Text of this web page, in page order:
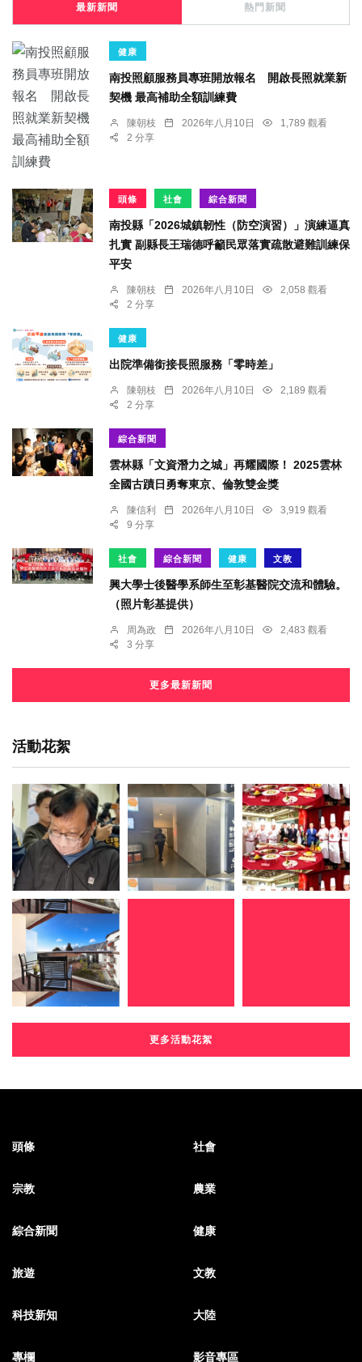
最新新聞 熱門新聞
健康
南投照顧服務員專班開放報名 開啟長照就業新
契機 最高補助全額訓練費
陳朝枝 2026年八月10日
1,789 觀看
2 分享
頭條 社會 綜合新聞
南投縣「2026城鎮韌性（防空演習）」演練逼真
扎實 副縣長王瑞德呼籲民眾落實疏散避難訓練保
平安
陳朝枝 2026年八月10日
2,058 觀看
2 分享
健康
出院準備銜接長照服務「零時差」
陳朝枝 2026年八月10日
2,189 觀看
2 分享
綜合新聞
雲林縣「文資潛力之城」再耀國際！ 2025雲林
全國古蹟日勇奪東京、倫敦雙金獎
陳信利 2026年八月10日
3,919 觀看
9 分享
社會 綜合新聞 健康 文教
興大學士後醫學系師生至彰基醫院交流和體驗。
（照片彰基提供）
周為政 2026年八月10日
2,483 觀看
3 分享
更多最新新聞
活動花絮
更多活動花絮
頭條 社會
宗教 農業
綜合新聞 健康
旅遊 文教
科技新知 大陸
專欄 影音專區